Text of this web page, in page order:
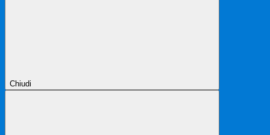
Chiudi